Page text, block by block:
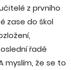
z prvního
zase do škol
řadě
myslím, že se to